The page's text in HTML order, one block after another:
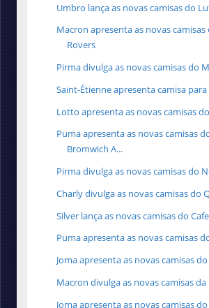
Umbro lança as novas camisas do
Macron apresenta as novas
Rovers
Pirma divulga as novas camisas do
Saint-Étienne apresenta camisa para
Lotto apresenta as novas camisas
Puma apresenta as novas camisas
Bromwich A...
Pirma divulga as novas camisas do
Charly divulga as novas camisas do
Silver lança as novas camisas do
Puma apresenta as novas camisas
Joma apresenta as novas camisas
Macron divulga as novas camisas da
Joma apresenta as novas camisas